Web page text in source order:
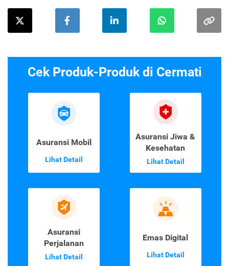
Cek Produk-Produk di Cermati
Asuransi Mobil
Lihat Detail
Asuransi Jiwa &
Kesehatan
Lihat Detail
Asuransi
Perjalanan
Lihat Detail
Emas Digital
Lihat Detail